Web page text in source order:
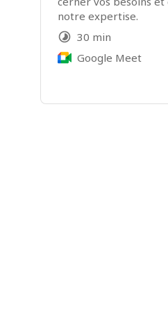
notre expertise.
30 min
Google Meet